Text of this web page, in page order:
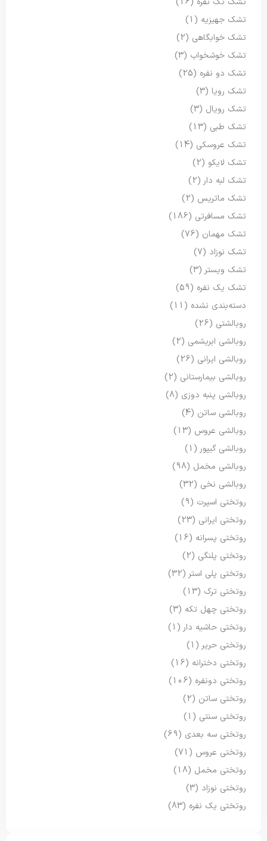
تشک جهیزیه (1)
تشک خوابگاهی (2)
تشک خوشخواب (3)
تشک دو نفره (25)
تشک رویا (3)
تشک رویال (3)
تشک طبی (13)
تشک عروسکی (14)
تشک لایکو (2)
تشک لبه دار (2)
تشک ماتریس (2)
تشک مسافرتی (186)
تشک مهمان (76)
تشک نوزاد (7)
تشک ویستر (3)
تشک یک نفره (59)
دسته‌بندی نشده (11)
روبالشتی (26)
روبالشی ابریشمی (2)
روبالشی ایرانی (26)
روبالشی بیمارستانی (2)
روبالشی پنبه دوزی (8)
روبالشی ساتن (4)
روبالشی عروس (13)
روبالشی گیپور (1)
روبالشی مخمل (98)
روبالشی نخی (32)
روتختی اسپرت (9)
روتختی ایرانی (23)
روتختی پسرانه (16)
روتختی پلنگی (2)
روتختی پلی استر (32)
روتختی ترک (13)
روتختی چهل تکه (3)
روتختی حاشیه دار (1)
روتختی حریر (1)
روتختی دخترانه (16)
روتختی دونفره (106)
روتختی ساتن (2)
روتختی سنتی (1)
روتختی سه بعدی (69)
روتختی عروس (71)
روتختی مخمل (18)
روتختی نوزاد (3)
روتختی یک نفره (83)